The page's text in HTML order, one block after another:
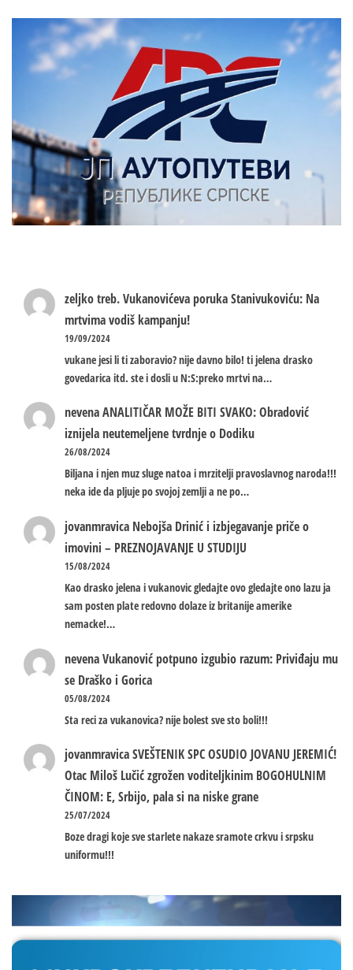
zeljko treb.Vukanovićeva poruka Stanivukoviću: Na
mrtvima vodiš kampanju!
19/09/2024
vukane jesi li ti zaboravio? nije davno bilo! ti jelena drasko
govedarica itd. ste i dosli u N:S:preko mrtvi na…
nevenaANALITIČAR MOŽE BITI SVAKO: Obradović
iznijela neutemeljene tvrdnje o Dodiku
26/08/2024
Biljana i njen muz sluge natoa i mrzitelji pravoslavnog naroda!!!
neka ide da pljuje po svojoj zemlji a ne po…
jovanmravica Nebojša Drinić i izbjegavanje priče o
imovini – PREZNOJAVANJE U STUDIJU
15/08/2024
Kao drasko jelena i vukanovic gledajte ovo gledajte ono lazu ja
sam posten plate redovno dolaze iz britanije amerike
nemacke!…
nevenaVukanović potpuno izgubio razum: Priviđaju mu
se Draško i Gorica
05/08/2024
Sta reci za vukanovica? nije bolest sve sto boli!!!
jovanmravicaSVEŠTENIK SPC OSUDIO JOVANU JEREMIĆ!
Otac Miloš Lučić zgrožen voditeljkinim BOGOHULNIM
ČINOM: E, Srbijo, pala si na niske grane
25/07/2024
Boze dragi koje sve starlete nakaze sramote crkvu i srpsku
uniformu!!!